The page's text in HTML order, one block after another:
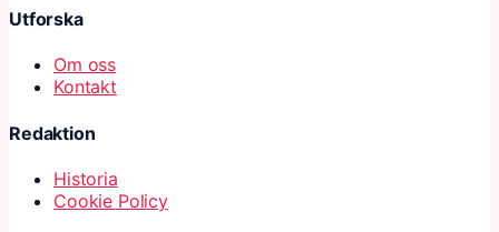
Utforska
Om oss
Kontakt
Redaktion
Historia
Cookie Policy